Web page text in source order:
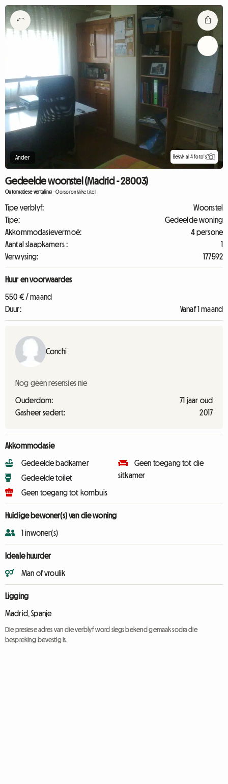
Ander Bekyk al 4 foto's
Gedeelde woonstel (Madrid - 28003)
Outomatiese vertaling -Oorspronklike titel
Tipe verblyf:
Woonstel
Tipe:
Gedeelde woning
Akkommodasievermoë:
4 persone
Aantal slaapkamers :
1
Verwysing:
177592
Huur en voorwaardes
550 € / maand
Duur:
Vanaf 1 maand
Conchi
Nog geen resensies nie
Ouderdom:
71 jaar oud
Gasheer sedert:
2017
Akkommodasie
Gedeelde badkamer
Gedeelde toilet
Geen toegang tot kombuis
Geen toegang tot die
sitkamer
Huidige bewoner(s) van die woning
1 inwoner(s)
Ideale huurder
Man of vroulik
Ligging
Madrid, Spanje
Die presiese adres van die verblyf word slegs bekend gemaak sodra die
bespreking bevestig is.